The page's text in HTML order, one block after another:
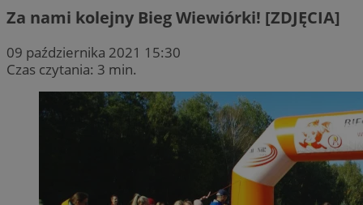
Za nami kolejny Bieg Wiewiórki! [ZDJĘCIA]
09 października 2021 15:30
Czas czytania: 3 min.